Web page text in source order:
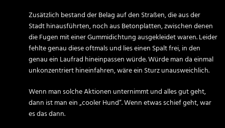
Zusätzlich bestand der Belag auf den Straßen, die aus der
Stadt hinausführten, noch aus Betonplatten, zwischen denen
die Fugen mit einer Gummidichtung ausgekleidet waren. Leider
fehlte genau diese oftmals und lies einen Spalt frei, in den
genau ein Laufrad hineinpassen würde. Würde man da einmal
unkonzentriert hineinfahren, wäre ein Sturz unausweichlich.
Wenn man solche Aktionen unternimmt und alles gut geht,
dann ist man ein „cooler Hund“. Wenn etwas schief geht, war
es das dann.